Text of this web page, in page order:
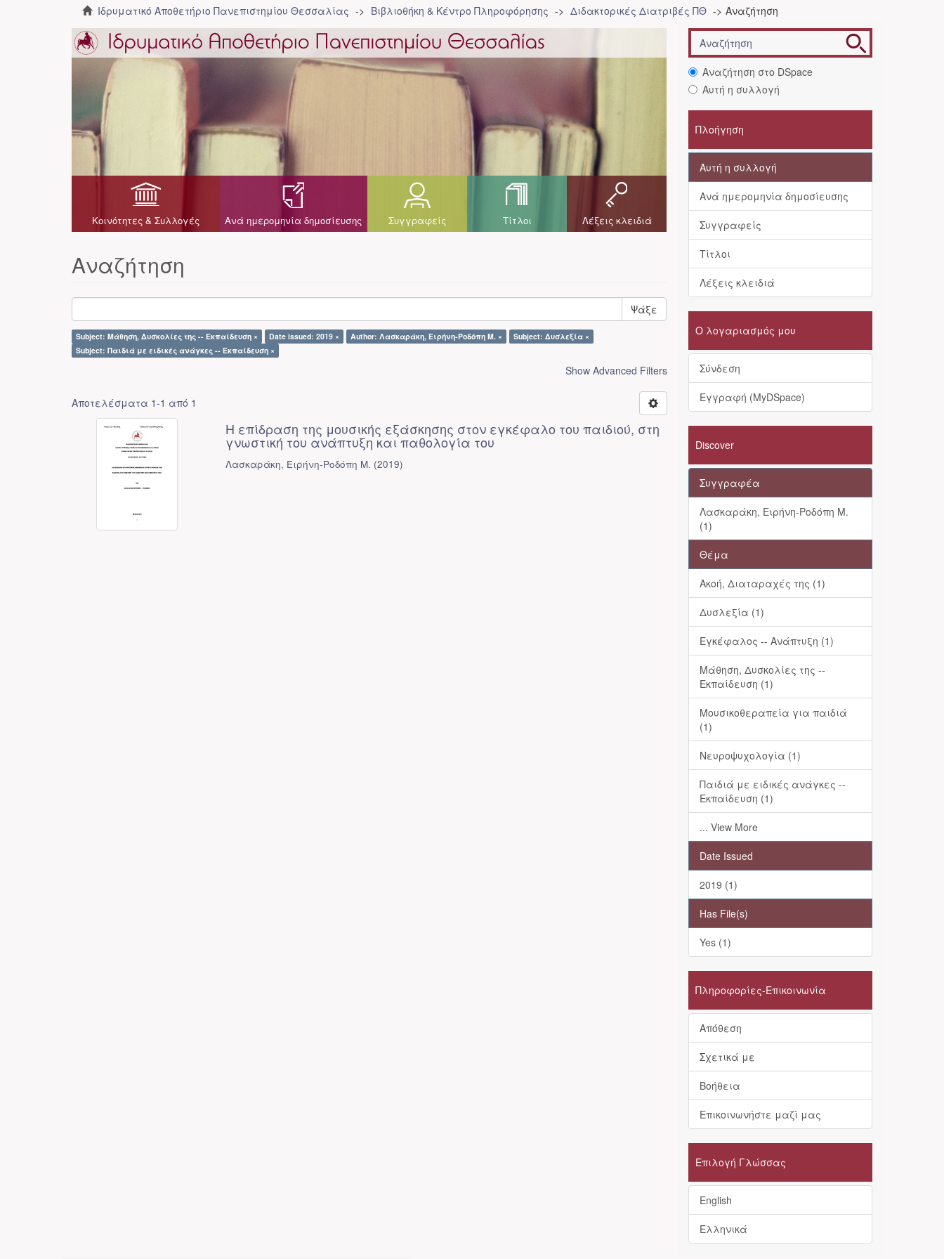
Ιδρυματικό Αποθετήριο Πανεπιστημίου Θεσσαλίας Βιβλιοθήκη & Κέντρο Πληροφόρησης Διδακτορικές Διατριβές ΠΘ Αναζήτηση
Κοινότητες & Συλλογές Ανά ημερομηνία δημοσίευσης Συγγραφείς Τίτλοι Λέξεις κλειδιά
Αναζήτηση
Ψάξε
Subject: Μάθηση, Δυσκολίες της -- Εκπαίδευση × Date issued: 2019 × Author: Λασκαράκη, Ειρήνη-Ροδόπη Μ. ×
Subject: Δυσλεξία ×
Subject: Παιδιά με ειδικές ανάγκες -- Εκπαίδευση ×
Show Advanced Filters
Αποτελέσματα 1-1 από 1
Η επίδραση της μουσικής εξάσκησης στον εγκέφαλο του παιδιού, στη
γνωστική του ανάπτυξη και παθολογία του
Λασκαράκη, Ειρήνη-Ροδόπη Μ. (2019)
Αναζήτηση στο DSpace
Αυτή η συλλογή
Πλοήγηση
Αυτή η συλλογή
Ανά ημερομηνία δημοσίευσης
Συγγραφείς
Τίτλοι
Λέξεις κλειδιά
Ο λογαριασμός μου
Σύνδεση
Εγγραφή (MyDSpace)
Discover
Συγγραφέα
Λασκαράκη, Ειρήνη-Ροδόπη Μ.
(1)
Θέμα
Ακοή, Διαταραχές της (1)
Δυσλεξία (1)
Εγκέφαλος -- Ανάπτυξη (1)
Μάθηση, Δυσκολίες της --
Εκπαίδευση (1)
Μουσικοθεραπεία για παιδιά
(1)
Νευροψυχολογία (1)
Παιδιά με ειδικές ανάγκες --
Εκπαίδευση (1)
... View More
Date Issued
2019 (1)
Has File(s)
Yes (1)
Πληροφορίες-Επικοινωνία
Απόθεση
Σχετικά με
Βοήθεια
Επικοινωνήστε μαζί μας
Επιλογή Γλώσσας
English
Ελληνικά